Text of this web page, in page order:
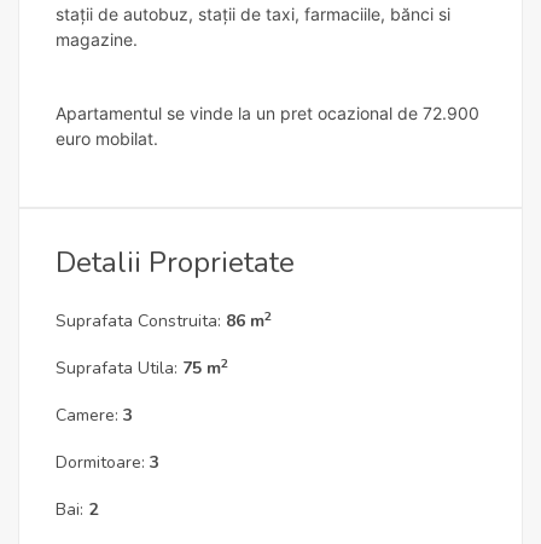
stații de autobuz, stații de taxi, farmaciile, bănci si
magazine.
Apartamentul se vinde la un pret ocazional de 72.900
euro mobilat.
Detalii Proprietate
Suprafata Construita: 86 m2
Suprafata Utila: 75 m2
Camere: 3
Dormitoare: 3
Bai: 2